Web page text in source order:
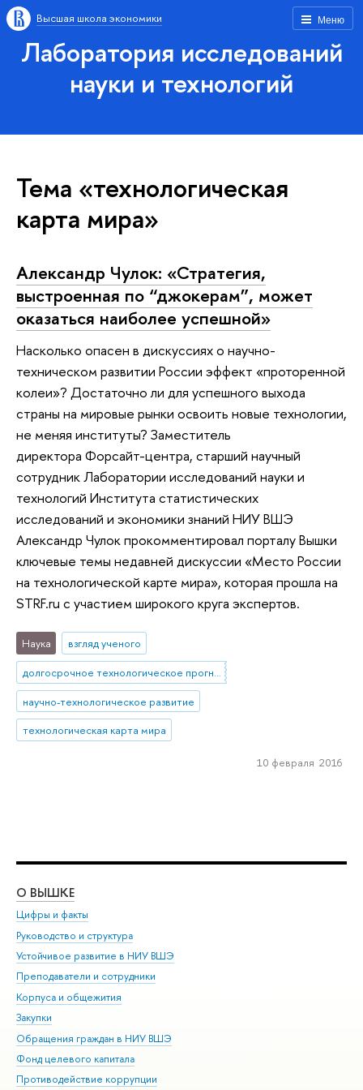
Меню
Высшая школа экономики
Лаборатория исследований
науки и технологий
Тема «технологическая
карта мира»
Александр Чулок: «Стратегия,
выстроенная по “джокерам”, может
оказаться наиболее успешной»
Насколько опасен в дискуссиях о научно-
техническом развитии России эффект «проторенной
колеи»? Достаточно ли для успешного выхода
страны на мировые рынки освоить новые технологии,
не меняя институты? Заместитель
директора Форсайт-центра, старший научный
сотрудник Лаборатории исследований науки и
технологий Института статистических
исследований и экономики знаний НИУ ВШЭ
Александр Чулок прокомментировал порталу Вышки
ключевые темы недавней дискуссии «Место России
на технологической карте мира», которая прошла на
STRF.ru с участием широкого круга экспертов.
Наука
взгляд ученого
долгосрочное технологическое прогнозирование, форсайт
научно-технологическое развитие
технологическая карта мира
10 февраля 2016
О ВЫШКЕ
Цифры и факты
Руководство и структура
Устойчивое развитие в НИУ ВШЭ
Преподаватели и сотрудники
Корпуса и общежития
Закупки
Обращения граждан в НИУ ВШЭ
Фонд целевого капитала
Противодействие коррупции